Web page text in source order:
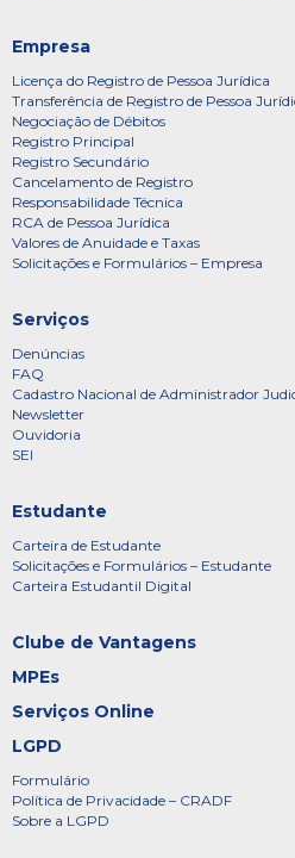
Empresa
Licença do Registro de Pessoa Jurídica
Transferência de Registro de Pessoa
Negociação de Débitos
Registro Principal
Registro Secundário
Cancelamento de Registro
Responsabilidade Técnica
RCA de Pessoa Jurídica
Valores de Anuidade e Taxas
Solicitações e Formulários – Empresa
Serviços
Denúncias
FAQ
Cadastro Nacional de Administrador
Newsletter
Ouvidoria
SEI
Estudante
Carteira de Estudante
Solicitações e Formulários – Estudante
Carteira Estudantil Digital
Clube de Vantagens
MPEs
Serviços Online
LGPD
Formulário
Política de Privacidade – CRADF
Sobre a LGPD